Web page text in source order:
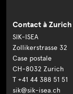
Contact à
SIK-ISEA
Zollikerstrasse 32
Case postale
CH-8032 Zurich
T +41 44 388 51 51
sik@sik-isea.ch